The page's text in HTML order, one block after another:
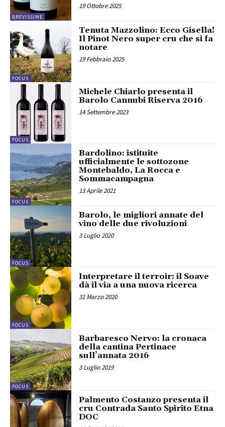
BREVISSIME
19 Ottobre 2025
FOCUS
Tenuta Mazzolino: Ecco Gisella!
Il Pinot Nero super cru che si fa
notare
19 Febbraio 2025
FOCUS
Michele Chiarlo presenta il
Barolo Cannubi Riserva 2016
14 Settembre 2023
FOCUS
Bardolino: istituite
ufficialmente le sottozone
Montebaldo, La Rocca e
Sommacampagna
13 Aprile 2021
FOCUS
Barolo, le migliori annate del
vino delle due rivoluzioni
3 Luglio 2020
FOCUS
Interpretare il terroir: il Soave
dà il via a una nuova ricerca
31 Marzo 2020
FOCUS
Barbaresco Nervo: la cronaca
della cantina Pertinace
sull’annata 2016
3 Luglio 2019
Palmento Costanzo presenta il
cru Contrada Santo Spirito Etna
DOC